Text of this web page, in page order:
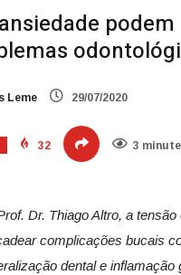
podem
Leme 29/07/2020
32 3
Dr. Thiago Altro, a tensão
complicações bucais
dental e inflamação